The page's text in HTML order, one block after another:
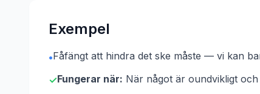
Exempel
•Fåfängt att hindra det ske måste — vi kan
✓Fungerar när: När något är oundvikligt